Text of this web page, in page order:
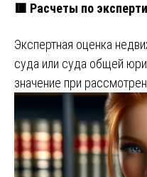
🟥 Расчеты по
Экспертная оценка
суда или суда общей
значение при